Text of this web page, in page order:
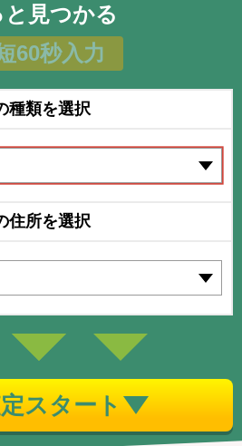
と見つかる
60秒入力
種類を選択
住所を選択
スタート